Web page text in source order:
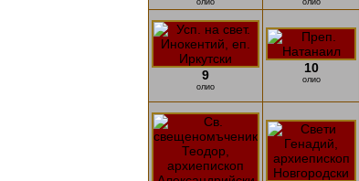
олио олио
9
олио
10
олио